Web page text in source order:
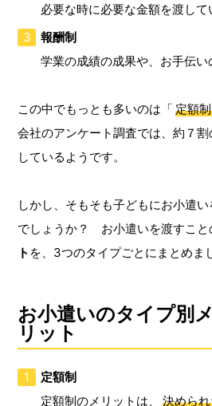
必要な時に必要な金額を渡して
報酬制
学業の成績の成果や、お手伝
この中でもっとも多いのは「 定額
会社のアンケート調査では、約７
しているようです。
しかし、そもそも子どもにお小遣
でしょうか？ お小遣いを渡すこと
ト を、3つのタイプごとにまとめま
お小遣いのタイプ別
リット
定額制
定額制のメリットは、
決めら